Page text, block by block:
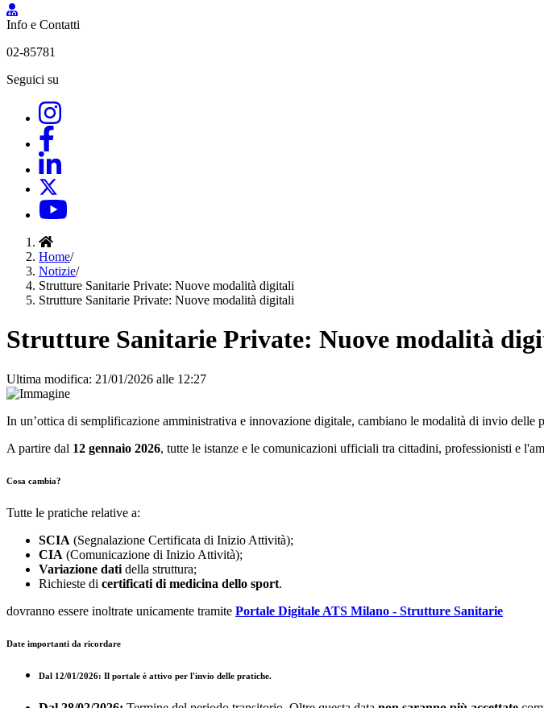
Info e Contatti
02-85781
Seguici su
Home/
Notizie/
Strutture Sanitarie Private: Nuove modalità digitali
Strutture Sanitarie Private: Nuove modalità digitali
Strutture Sanitarie Private: Nuove modalità
Ultima modifica: 21/01/2026 alle 12:27
In un’ottica di semplificazione amministrativa e innovazione digitale, cambiano le modalità di invio delle
A partire dal 12 gennaio 2026, tutte le istanze e le comunicazioni ufficiali tra cittadini, professionisti e
Cosa cambia?
Tutte le pratiche relative a:
SCIA (Segnalazione Certificata di Inizio Attività);
CIA (Comunicazione di Inizio Attività);
Variazione dati della struttura;
Richieste di certificati di medicina dello sport.
dovranno essere inoltrate unicamente tramite Portale Digitale ATS Milano - Strutture Sanitarie
Date importanti da ricordare
Dal 12/01/2026: Il portale è attivo per l'invio delle pratiche.